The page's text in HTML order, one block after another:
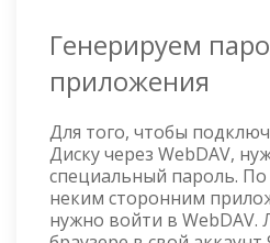
Генерируем
приложения
Для того, чтобы
Диску через WebDAV,
специальный пароль.
неким сторонним
нужно войти в WebDAV.